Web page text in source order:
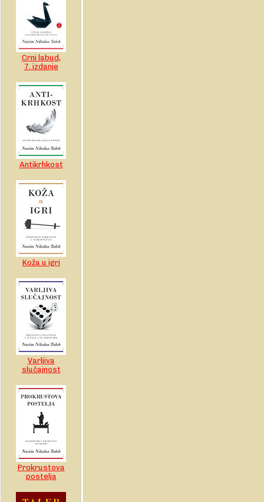
Crni labud,
7. izdanje
Antikrhkost
Koža u igri
Varljiva
slučajnost
Prokrustova
postelja